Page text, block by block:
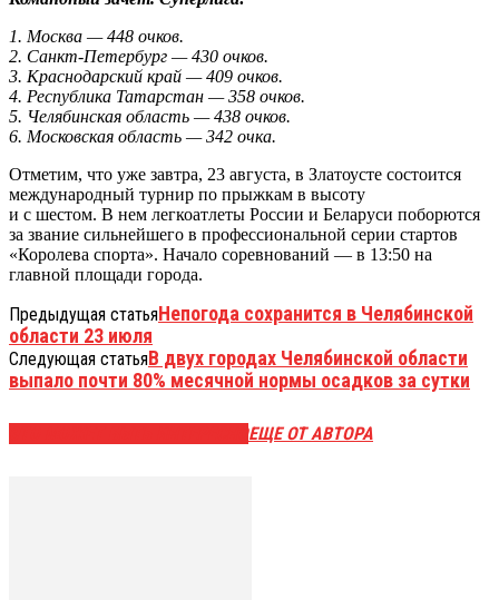
1. Москва — 448 очков.
2. Санкт-Петербург — 430 очков.
3. Краснодарский край — 409 очков.
4. Республика Татарстан — 358 очков.
5. Челябинская область — 438 очков.
6. Московская область — 342 очка.
Отметим, что уже завтра, 23 августа, в Златоусте состоится
международный турнир по прыжкам в высоту
и с шестом. В нем легкоатлеты России и Беларуси поборются
за звание сильнейшего в профессиональной серии стартов
«Королева спорта». Начало соревнований — в 13:50 на
главной площади города.
Предыдущая статьяНепогода сохранится в Челябинской
области 23 июля
Следующая статьяВ двух городах Челябинской области
выпало почти 80% месячной нормы осадков за сутки
ЕЩЕ ОТ АВТОРА